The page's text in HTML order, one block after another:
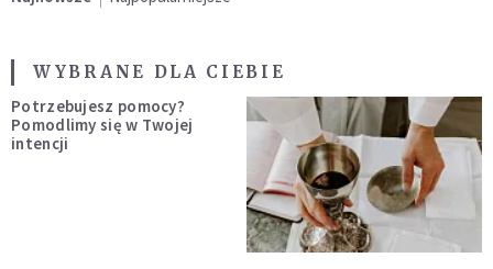
WYBRANE DLA CIEBIE
Potrzebujesz pomocy?
Pomodlimy się w Twojej
intencji